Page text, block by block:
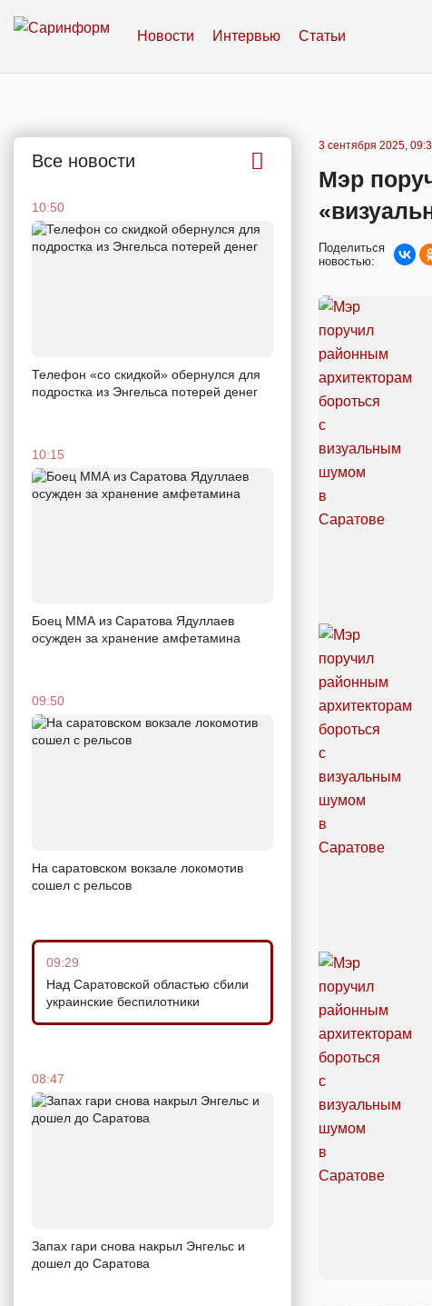
Новости Интервью Статьи
Все новости
10:50
Телефон «со скидкой» обернулся для
подростка из Энгельса потерей денег
10:15
Боец ММА из Саратова Ядуллаев
осужден за хранение амфетамина
09:50
На саратовском вокзале локомотив
сошел с рельсов
09:29
Над Саратовской областью сбили
украинские беспилотники
08:47
Запах гари снова накрыл Энгельс и
дошел до Саратова
3 сентября 2025,
Мэр
Поделиться
новостью: